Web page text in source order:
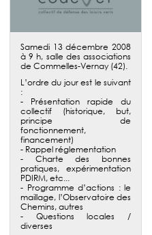
Samedi 13 décembre 2008
à 9 h, salle des associations
de Commelles-Vernay (42).
L’ordre du jour est le suivant
:
- Présentation rapide du
collectif (historique, but,
principe de
fonctionnement,
financement)
- Rappel réglementation
- Charte des bonnes
pratiques, expérimentation
PDIRM, etc...
- Programme d’actions : le
maillage, l’Observatoire des
Chemins, autres
- Questions locales /
diverses